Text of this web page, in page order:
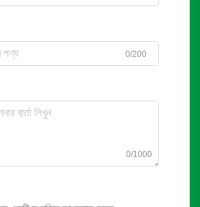
0/200
0/1000